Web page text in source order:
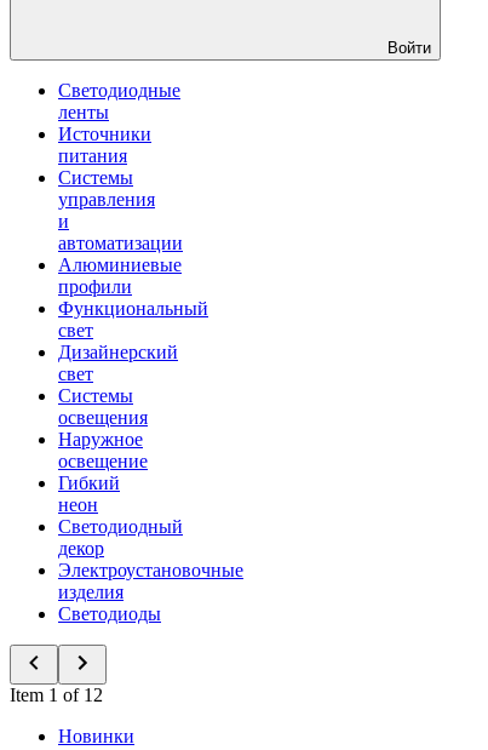
Войти
Светодиодные
ленты
Источники
питания
Системы
управления
и
автоматизации
Алюминиевые
профили
Функциональный
свет
Дизайнерский
свет
Системы
освещения
Наружное
освещение
Гибкий
неон
Светодиодный
декор
Электроустановочные
изделия
Светодиоды
Item 1 of 12
Новинки